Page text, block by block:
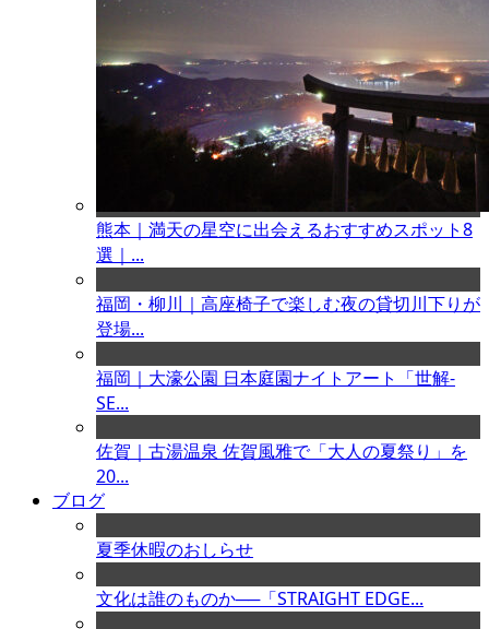
熊本｜満天の星空に出会えるおすすめスポット8
選｜...
福岡・柳川｜高座椅子で楽しむ夜の貸切川下りが
登場...
福岡｜大濠公園 日本庭園ナイトアート「世解-
SE...
佐賀｜古湯温泉 佐賀風雅で「大人の夏祭り」を
20...
ブログ
夏季休暇のおしらせ
文化は誰のものか──「STRAIGHT EDGE...